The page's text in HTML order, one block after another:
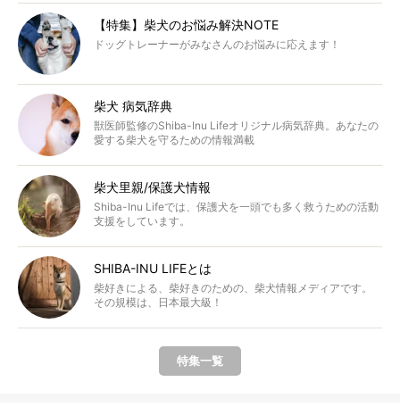
【特集】柴犬のお悩み解決NOTE
ドッグトレーナーがみなさんのお悩みに応えます！
柴犬 病気辞典
獣医師監修のShiba-Inu Lifeオリジナル病気辞典。あなたの
愛する柴犬を守るための情報満載
柴犬里親/保護犬情報
Shiba-Inu Lifeでは、保護犬を一頭でも多く救うための活動
支援をしています。
SHIBA-INU LIFEとは
柴好きによる、柴好きのための、柴犬情報メディアです。
その規模は、日本最大級！
特集一覧